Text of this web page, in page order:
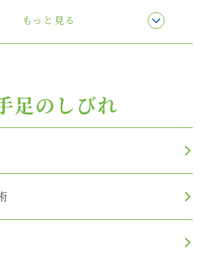
もっと見る
足のしびれ